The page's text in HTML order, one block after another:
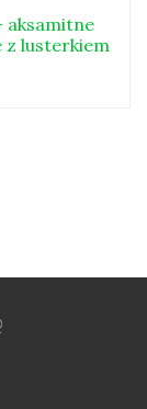
aksamitne
z lusterkiem